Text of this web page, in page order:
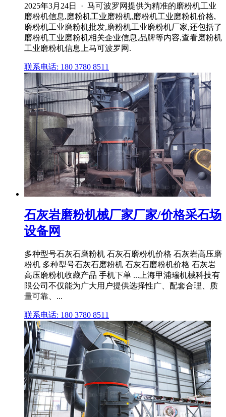
2025年3月24日 · 马可波罗网提供为精准的磨粉机工业
磨粉机信息,磨粉机工业磨粉机,磨粉机工业磨粉机价格,
磨粉机工业磨粉机批发,磨粉机工业磨粉机厂家,还包括了
磨粉机工业磨粉机相关企业信息,品牌等内容,查看磨粉机
工业磨粉机信息上马可波罗网.
联系电话: 180 3780 8511
石灰岩磨粉机械厂家厂家/价格采石场
设备网
多种型号石灰石磨粉机 石灰石磨粉机价格 石灰岩高压磨
粉机 多种型号石灰石磨粉机 石灰石磨粉机价格 石灰岩
高压磨粉机收藏产品 手机下单 ...上海甲浦瑞机械科技有
限公司不仅能为广大用户提供选择性广、配套合理、质
量可靠、...
联系电话: 180 3780 8511